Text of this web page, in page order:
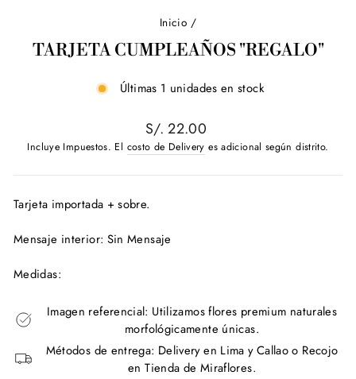
Inicio /
TARJETA CUMPLEAÑOS "REGALO"
Últimas 1 unidades en stock
Precio
habitual
S/. 22.00
Incluye Impuestos. El costo de Delivery es adicional según distrito.
Tarjeta importada + sobre.
Mensaje interior: Sin Mensaje
Medidas:
Imagen referencial: Utilizamos flores premium naturales
morfológicamente únicas.
Métodos de entrega: Delivery en Lima y Callao o Recojo
en Tienda de Miraflores.